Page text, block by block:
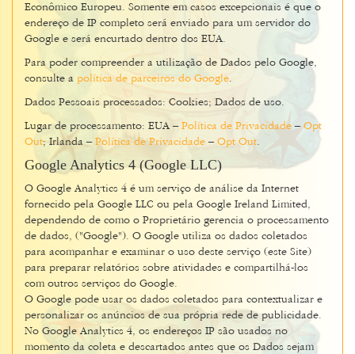
Econômico Europeu. Somente em casos excepcionais é que o
endereço de IP completo será enviado para um servidor do
Google e será encurtado dentro dos EUA.
Para poder compreender a utilização de Dados pelo Google,
consulte a política de parceiros do Google.
Dados Pessoais processados: Cookies; Dados de uso.
Lugar de processamento: EUA – Política de Privacidade –Opt
Out; Irlanda – Política de Privacidade – Opt Out.
Google Analytics 4 (Google LLC)
O Google Analytics 4 é um serviço de análise da Internet
fornecido pela Google LLC ou pela Google Ireland Limited,
dependendo de como o Proprietário gerencia o processamento
de dados, ("Google"). O Google utiliza os dados coletados
para acompanhar e examinar o uso deste serviço (este Site)
para preparar relatórios sobre atividades e compartilhá-los
com outros serviços do Google.
O Google pode usar os dados coletados para contextualizar e
personalizar os anúncios de sua própria rede de publicidade.
No Google Analytics 4, os endereços IP são usados no
momento da coleta e descartados antes que os Dados sejam